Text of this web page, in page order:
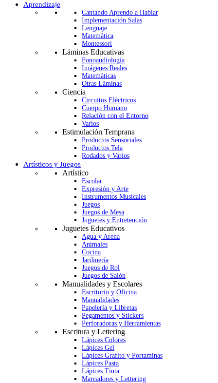
Aprendizaje
Cantando Aprendo a Hablar
Implementación Salas
Lenguaje
Matemática
Montessori
Láminas Educativas
Fonoaudiología
Imágenes Reales
Matemáticas
Otras Láminas
Ciencia
Circuitos Eléctricos
Cuerpo Humano
Relación con el Entorno
Varios
Estimulación Temprana
Productos Sensoriales
Productos Tela
Rodados y Varios
Artísticos y Juegos
Artístico
Escolar
Expresión y Arte
Instrumentos Musicales
Juegos
Juegos de Mesa
Juguetes y Entretención
Juguetes Educativos
Agua y Arena
Animales
Cocina
Jardinería
Juegos de Rol
Juegos de Salón
Manualidades y Escolares
Escritorio y Oficina
Manualidades
Papelería y Libretas
Pegamentos y Stickers
Perforadoras y Herramientas
Escritura y Lettering
Lápices Colores
Lápices Gel
Lápices Grafito y Portaminas
Lápices Pasta
Lápices Tinta
Marcadores y Lettering